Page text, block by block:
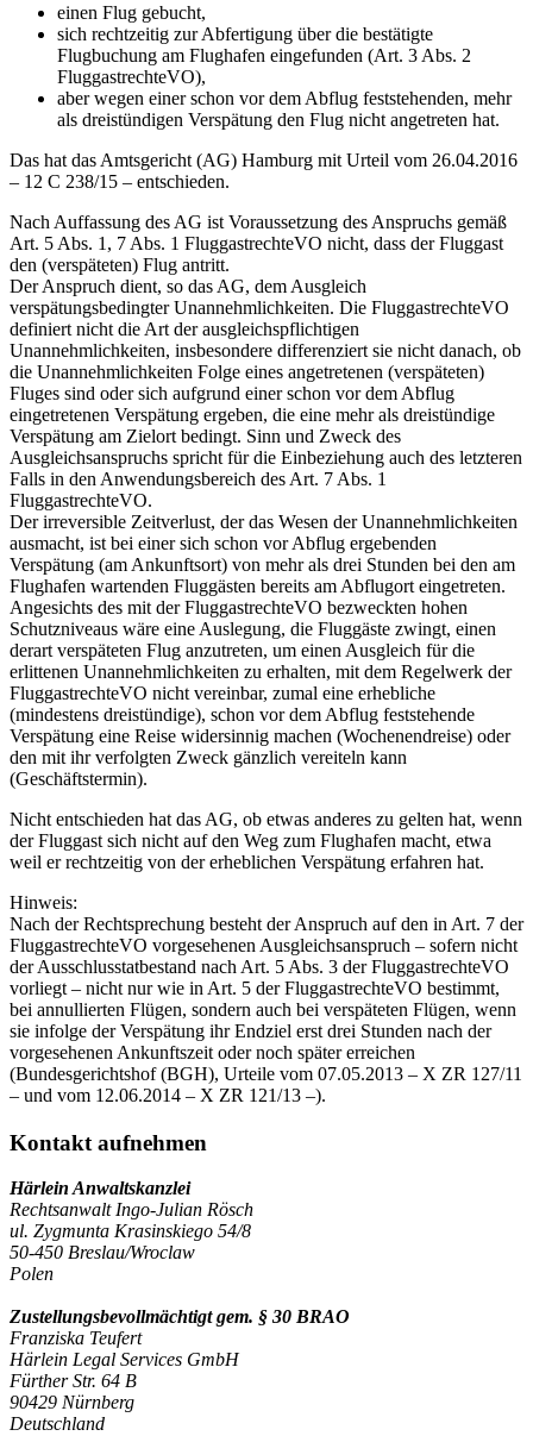
einen Flug gebucht,
sich rechtzeitig zur Abfertigung über die bestätigte
Flugbuchung am Flughafen eingefunden (Art. 3 Abs. 2
FluggastrechteVO),
aber wegen einer schon vor dem Abflug feststehenden, mehr
als dreistündigen Verspätung den Flug nicht angetreten hat.
Das hat das Amtsgericht (AG) Hamburg mit Urteil vom 26.04.2016
– 12 C 238/15 – entschieden.
Nach Auffassung des AG ist Voraussetzung des Anspruchs gemäß
Art. 5 Abs. 1, 7 Abs. 1 FluggastrechteVO nicht, dass der Fluggast
den (verspäteten) Flug antritt.
Der Anspruch dient, so das AG, dem Ausgleich
verspätungsbedingter Unannehmlichkeiten. Die FluggastrechteVO
definiert nicht die Art der ausgleichspflichtigen
Unannehmlichkeiten, insbesondere differenziert sie nicht danach, ob
die Unannehmlichkeiten Folge eines angetretenen (verspäteten)
Fluges sind oder sich aufgrund einer schon vor dem Abflug
eingetretenen Verspätung ergeben, die eine mehr als dreistündige
Verspätung am Zielort bedingt. Sinn und Zweck des
Ausgleichsanspruchs spricht für die Einbeziehung auch des letzteren
Falls in den Anwendungsbereich des Art. 7 Abs. 1
FluggastrechteVO.
Der irreversible Zeitverlust, der das Wesen der Unannehmlichkeiten
ausmacht, ist bei einer sich schon vor Abflug ergebenden
Verspätung (am Ankunftsort) von mehr als drei Stunden bei den am
Flughafen wartenden Fluggästen bereits am Abflugort eingetreten.
Angesichts des mit der FluggastrechteVO bezweckten hohen
Schutzniveaus wäre eine Auslegung, die Fluggäste zwingt, einen
derart verspäteten Flug anzutreten, um einen Ausgleich für die
erlittenen Unannehmlichkeiten zu erhalten, mit dem Regelwerk der
FluggastrechteVO nicht vereinbar, zumal eine erhebliche
(mindestens dreistündige), schon vor dem Abflug feststehende
Verspätung eine Reise widersinnig machen (Wochenendreise) oder
den mit ihr verfolgten Zweck gänzlich vereiteln kann
(Geschäftstermin).
Nicht entschieden hat das AG, ob etwas anderes zu gelten hat, wenn
der Fluggast sich nicht auf den Weg zum Flughafen macht, etwa
weil er rechtzeitig von der erheblichen Verspätung erfahren hat.
Hinweis:
Nach der Rechtsprechung besteht der Anspruch auf den in Art. 7 der
FluggastrechteVO vorgesehenen Ausgleichsanspruch – sofern nicht
der Ausschlusstatbestand nach Art. 5 Abs. 3 der FluggastrechteVO
vorliegt – nicht nur wie in Art. 5 der FluggastrechteVO bestimmt,
bei annullierten Flügen, sondern auch bei verspäteten Flügen, wenn
sie infolge der Verspätung ihr Endziel erst drei Stunden nach der
vorgesehenen Ankunftszeit oder noch später erreichen
(Bundesgerichtshof (BGH), Urteile vom 07.05.2013 – X ZR 127/11
– und vom 12.06.2014 – X ZR 121/13 –).
Kontakt aufnehmen
Härlein Anwaltskanzlei
Rechtsanwalt Ingo-Julian Rösch
ul. Zygmunta Krasinskiego 54/8
50-450 Breslau/Wroclaw
Polen
Zustellungsbevollmächtigt gem. § 30 BRAO
Franziska Teufert
Härlein Legal Services GmbH
Fürther Str. 64 B
90429 Nürnberg
Deutschland